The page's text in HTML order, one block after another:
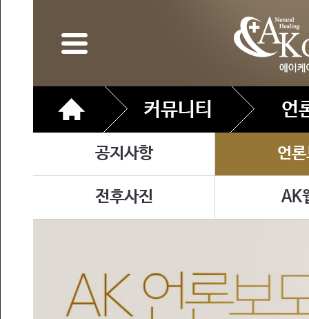
커뮤니티 언
공지사항 언
전후사진 AK